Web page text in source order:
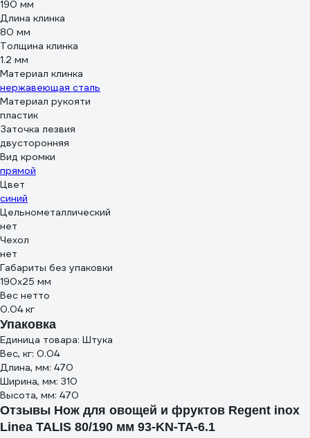
190 мм
Длина клинка
80 мм
Толщина клинка
1.2 мм
Материал клинка
нержавеющая сталь
Материал рукояти
пластик
Заточка лезвия
двусторонняя
Вид кромки
прямой
Цвет
синий
Цельнометаллический
нет
Чехол
нет
Габариты без упаковки
190x25 мм
Вес нетто
0.04 кг
Упаковка
Единица товара: Штука
Вес, кг: 0.04
Длина, мм: 470
Ширина, мм: 310
Высота, мм: 470
Отзывы Нож для овощей и фруктов Regent inox
Linea TALIS 80/190 мм 93-KN-TA-6.1